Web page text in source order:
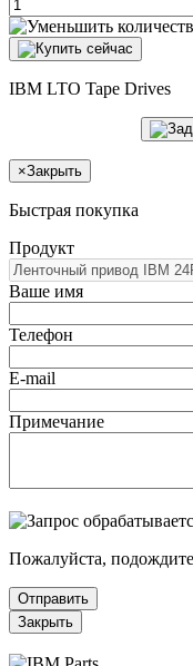
IBM LTO Tape Drives
×Закрыть
Быстрая покупка
Продукт
Ваше имя
Телефон
E-mail
Примечание
Пожалуйста,
Отправить
Закрыть